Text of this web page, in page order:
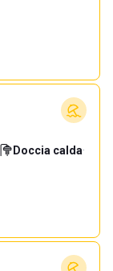
Doccia calda·